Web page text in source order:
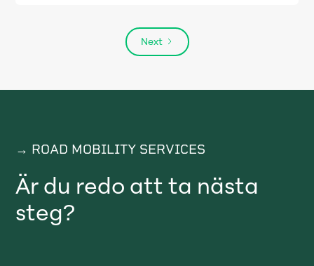
Next
Är du redo att ta nästa
steg?
→ ROAD MOBILITY SERVICES